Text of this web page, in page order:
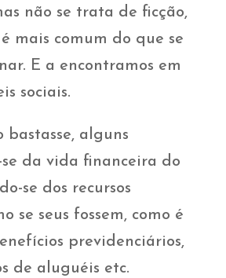
não se trata de ficção,
mais comum do que se
E a encontramos em
sociais.
bastasse, alguns
se da vida financeira do
se dos recursos
se seus fossem, como é
previdenciários,
de aluguéis etc.